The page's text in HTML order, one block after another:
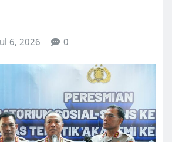
6, 2026 0